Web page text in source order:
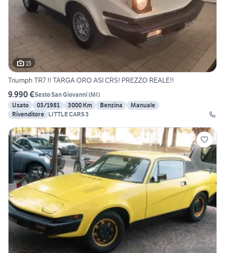
15
Triumph TR7 !! TARGA ORO ASI CRS! PREZZO REALE!!
9.990 €Sesto San Giovanni(MI)
Usato
03/1981 3000 Km Benzina
Manuale
Rivenditore LITTLE CARS 3